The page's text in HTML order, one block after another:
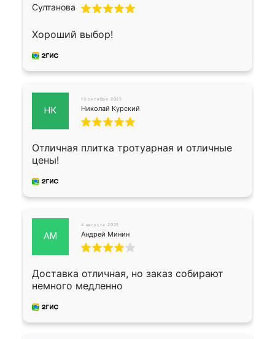
Хороший выбор!
НК
13 октября 2025
Николай Курский
Отличная плитка тротуарная и отличные
цены!
АМ
4 августа 2025
Андрей Минин
Доставка отличная, но заказ собирают
немного медленно